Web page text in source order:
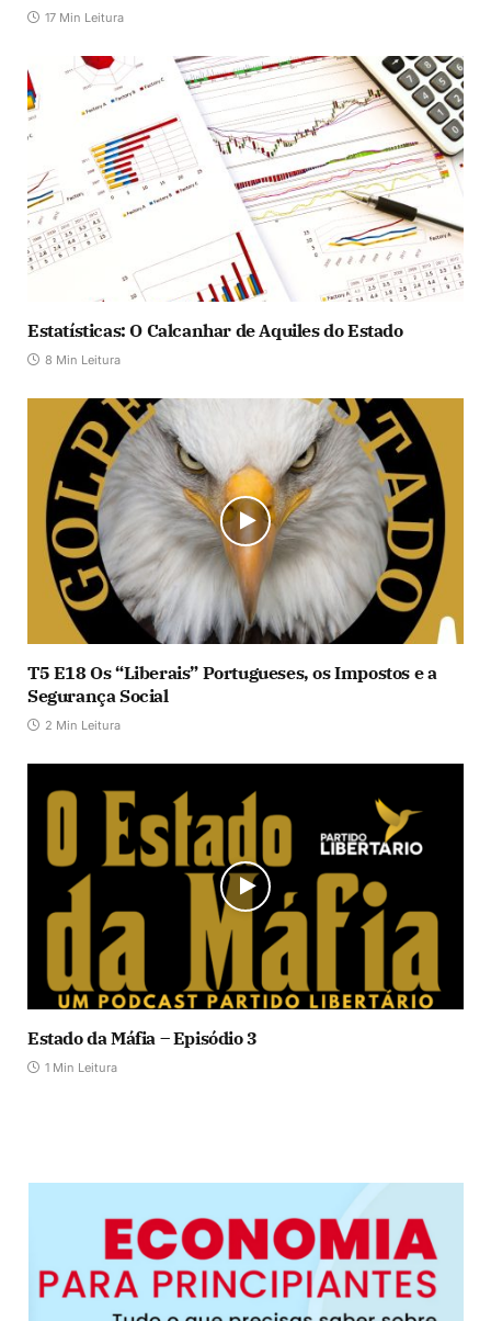
17 Min Leitura
Estatísticas: O Calcanhar de Aquiles do Estado
8 Min Leitura
T5 E18 Os “Liberais” Portugueses, os Impostos e a
Segurança Social
2 Min Leitura
Estado da Máfia – Episódio 3
1 Min Leitura